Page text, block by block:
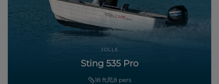
JOLLE
Sting 535 Pro
18 ft 8 pers